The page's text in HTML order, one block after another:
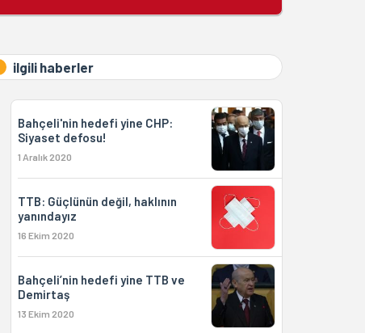
ilgili haberler
Bahçeli'nin hedefi yine CHP:
Siyaset defosu!
1 Aralık 2020
TTB: Güçlünün değil, haklının
yanındayız
16 Ekim 2020
Bahçeli’nin hedefi yine TTB ve
Demirtaş
13 Ekim 2020